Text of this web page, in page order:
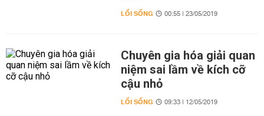
LỐI SỐNG 00:55 | 23/05/2019
Chuyên gia hóa giải quan
niệm sai lầm về kích cỡ
cậu nhỏ
LỐI SỐNG 09:33 | 12/05/2019